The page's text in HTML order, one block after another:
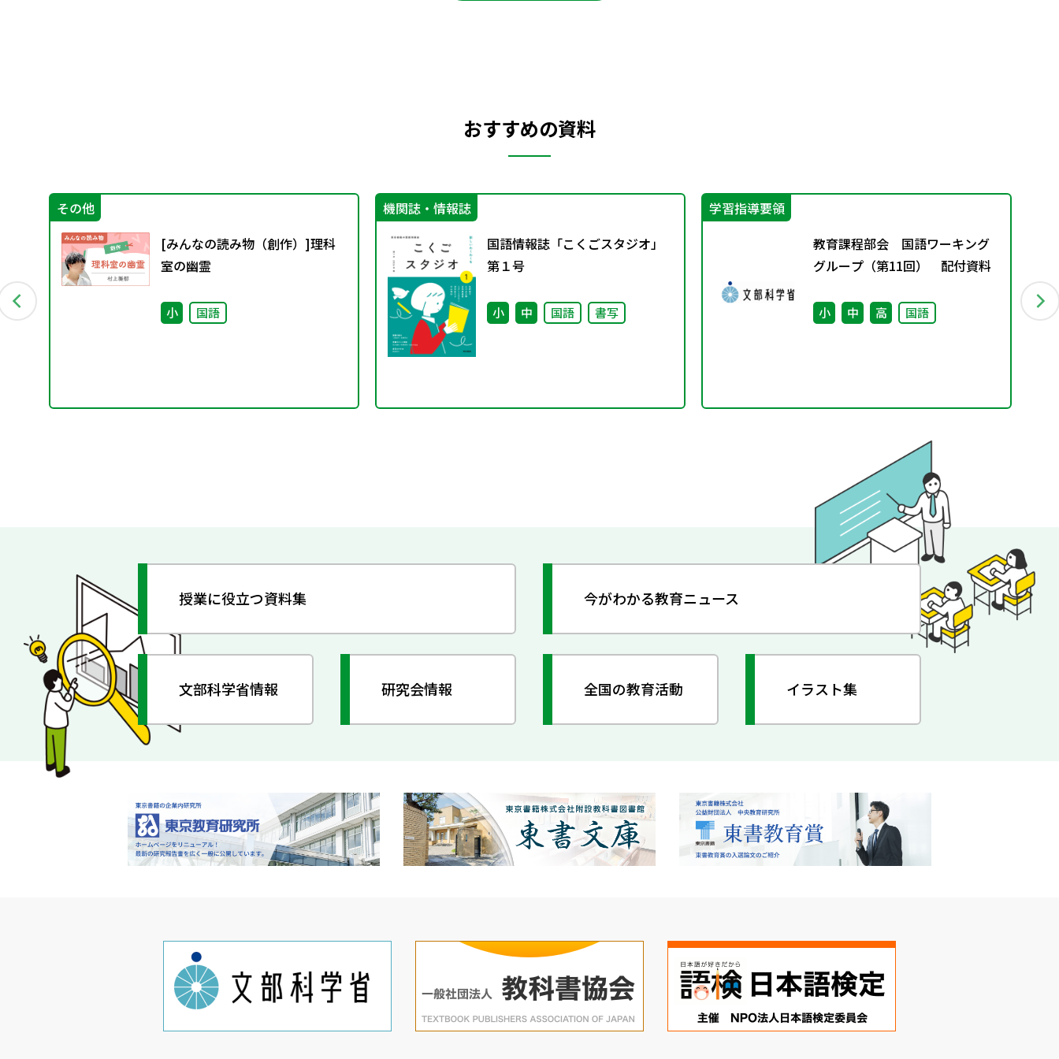
おすすめの資料
その他
[みんなの読み物（創作）]理科
室の幽霊
小 国語
機関誌・情報誌
国語情報誌「こくごスタジオ」
第１号
小 中 国語 書写
学習指導要領
教育課程部会 国語ワーキング
グループ（第11回） 配付資料
小 中 高 国語
授業に役立つ資料集 今がわかる教育ニュース
文部科学省情報 研究会情報 全国の教育活動 イラスト集